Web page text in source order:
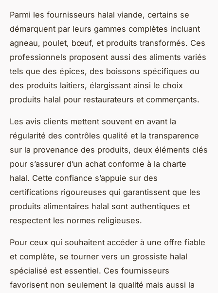
Parmi les fournisseurs halal viande, certains se
démarquent par leurs gammes complètes incluant
agneau, poulet, bœuf, et produits transformés. Ces
professionnels proposent aussi des aliments variés
tels que des épices, des boissons spécifiques ou
des produits laitiers, élargissant ainsi le choix
produits halal pour restaurateurs et commerçants.
Les avis clients mettent souvent en avant la
régularité des contrôles qualité et la transparence
sur la provenance des produits, deux éléments clés
pour s’assurer d’un achat conforme à la charte
halal. Cette confiance s’appuie sur des
certifications rigoureuses qui garantissent que les
produits alimentaires halal sont authentiques et
respectent les normes religieuses.
Pour ceux qui souhaitent accéder à une offre fiable
et complète, se tourner vers un grossiste halal
spécialisé est essentiel. Ces fournisseurs
favorisent non seulement la qualité mais aussi la